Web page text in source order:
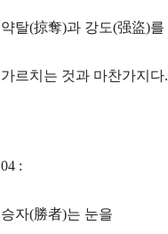
약탈(掠奪)과 강도(强盜)를
가르치는 것과 마찬가지다.
04 :
승자(勝者)는 눈을